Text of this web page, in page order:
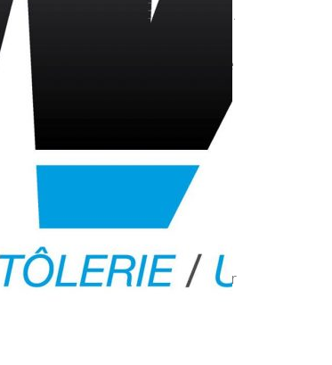
le peu de points marqués.
lui.
match à son compte avec une belle
de passer à 46-44. La
tiennent bon et la victoire est
durant la semaine. L’esprit de
à l allumage fait qu on doit courir